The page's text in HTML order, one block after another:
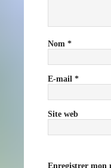
Nom *
E-mail *
Site web
Enregistrer mon